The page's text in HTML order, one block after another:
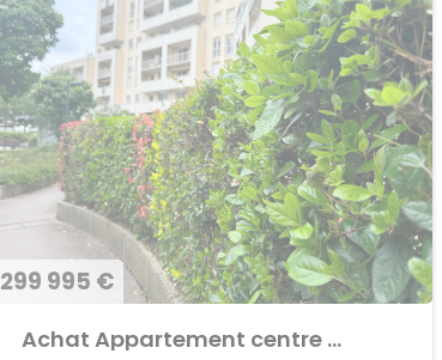
299 995 €
Achat Appartement centre ville